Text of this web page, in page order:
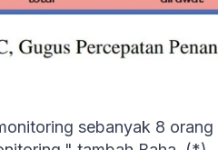
sebanyak 8